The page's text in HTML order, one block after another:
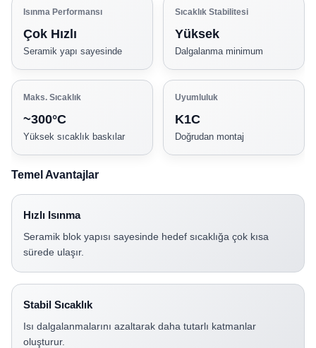
Isınma Performansı
Çok Hızlı
Seramik yapı sayesinde
Sıcaklık Stabilitesi
Yüksek
Dalgalanma minimum
Maks. Sıcaklık
~300°C
Yüksek sıcaklık baskılar
Uyumluluk
K1C
Doğrudan montaj
Temel Avantajlar
Hızlı Isınma
Seramik blok yapısı sayesinde hedef sıcaklığa çok kısa
sürede ulaşır.
Stabil Sıcaklık
Isı dalgalanmalarını azaltarak daha tutarlı katmanlar
oluşturur.